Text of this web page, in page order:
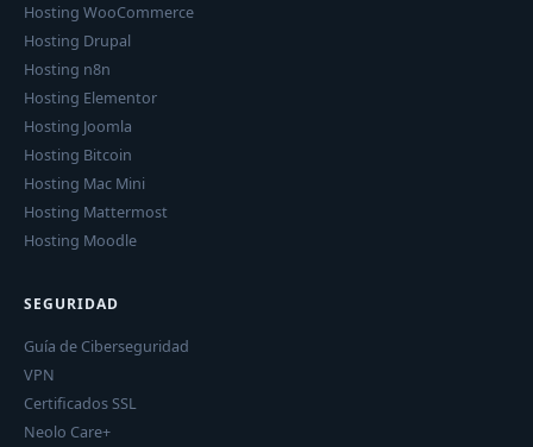
Hosting WooCommerce
Hosting Drupal
Hosting n8n
Hosting Elementor
Hosting Joomla
Hosting Bitcoin
Hosting Mac Mini
Hosting Mattermost
Hosting Moodle
SEGURIDAD
Guía de Ciberseguridad
VPN
Certificados SSL
Neolo Care+